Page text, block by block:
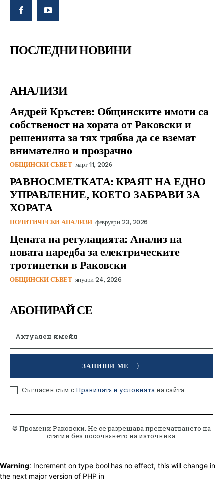
ПОСЛЕДНИ НОВИНИ
АНАЛИЗИ
Андрей Кръстев: Общинските имоти са
собственост на хората от Раковски и
решенията за тях трябва да се вземат
внимателно и прозрачно
ОБЩИНСКИ СЪВЕТ март 11, 2026
РАВНОСМЕТКАТА: КРАЯТ НА ЕДНО
УПРАВЛЕНИЕ, КОЕТО ЗАБРАВИ ЗА
ХОРАТА
ПОЛИТИЧЕСКИ АНАЛИЗИ февруари 23, 2026
Цената на регулацията: Анализ на
новата наредба за електрическите
тротинетки в Раковски
ОБЩИНСКИ СЪВЕТ януари 24, 2026
АБОНИРАЙ СЕ
ЗАПИШИ МЕ
Съгласен съм сПравилата и условиятана сайта.
© Промени Раковски. Не се разрешава препечатването на
статии без посочването на източника.
Warning: Increment on type bool has no effect, this will change in
the next major version of PHP in